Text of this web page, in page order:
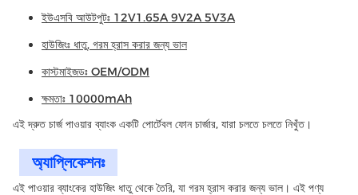
ইউএসবি আউটপুটঃ 12V1.65A 9V2A 5V3A
হাউজিংঃ ধাতু, গরম হ্রাস করার জন্য ভাল
কাস্টমাইজডঃ OEM/ODM
ক্ষমতাঃ 10000mAh
এই দ্রুত চার্জ পাওয়ার ব্যাংক একটি পোর্টেবল ফোন চার্জার, যারা চলতে চলতে নিখুঁত।
অ্যাপ্লিকেশনঃ
এই পাওয়ার ব্যাংকের হাউজিং ধাতু থেকে তৈরি, যা গরম হ্রাস করার জন্য ভাল। এই পণ্য